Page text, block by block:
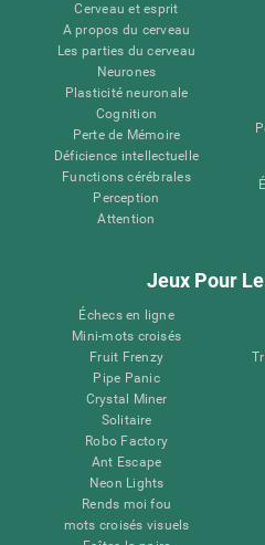
Cerveau et esprit
A propos du cerveau
Les parties du cerveau
Neurones
Plasticité neuronale
Cognition
Perte de Mémoire
Déficience intellectuelle
Functions cérébrales
Perception
Attention
Jeux Pour
Échecs en ligne
Mini-mots croisés
Fruit Frenzy
Pipe Panic
Crystal Miner
Solitaire
Robo Factory
Ant Escape
Neon Lights
Rends moi fou
mots croisés visuels